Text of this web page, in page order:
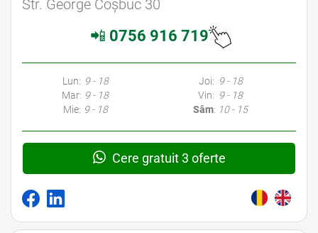
Str. George Coșbuc 30
📲 0756 916 719
Lun: 9 - 18
Mar: 9 - 18
Mie: 9 - 18
Joi: 9 - 18
Vin: 9 - 18
Sâm: 10 - 15
Cere gratuit 3 oferte